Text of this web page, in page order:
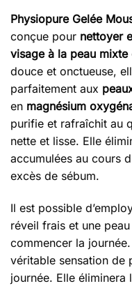
Physiopure Gelée
conçue pour nettoyer
visage à la peau mixte
douce et onctueuse,
parfaitement aux
en magnésium
purifie et rafraîchit au
nette et lisse. Elle
accumulées au cours
excès de sébum.
Il est possible
réveil frais et une
commencer la
véritable sensation de
journée. Elle éliminera